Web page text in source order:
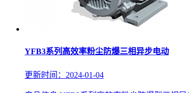
YFB3系列高效率粉尘防爆三相异步电动
更新时间：2024-01-04